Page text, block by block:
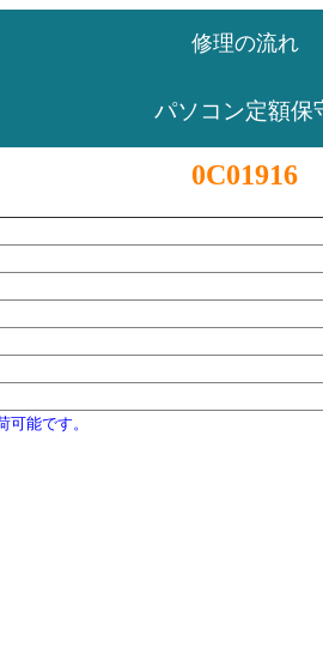
修理の流れ
パソコン定額保
0C01916
能です。